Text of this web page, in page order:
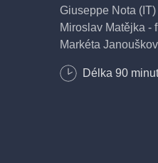
Giuseppe Nota (IT)
Miroslav Matějka -
Markéta
Délka 90 minut